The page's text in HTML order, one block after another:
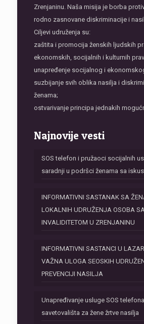
Zrenjaninu. Naša misija je borba
rodno zasnovane diskriminacije i
Ciljevi udruženja su:
zaštita i promocija ženskih ljudskih
ekonomskih, socijalnih i kulturnih
unapređenje socijalnog i
suzbijanje svih oblika nasilja i
ženama;
ostvarivanje principa jednakih
Najnovije vesti
SOS telefon i pružaoci socijalnih
saradnji u podršci ženama sa
INFORMATIVNI SASTANAK SA
LOKALNIH UDRUŽENJA OSOBA SA
INVALIDITETOM U ZRENJANINU
INFORMATIVNI SASTANCI U
VAŽNA ULOGA SEOSKIH
PREVENCIJI NASILJA
Unapređivanje usluge SOS
savetovališta za žene žrtve nasilja